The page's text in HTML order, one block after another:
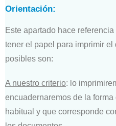
Orientación:
Este apartado hace
tener el papel para imprimir
posibles son:
A nuestro criterio: lo
encuadernaremos de la
habitual y que corresponde